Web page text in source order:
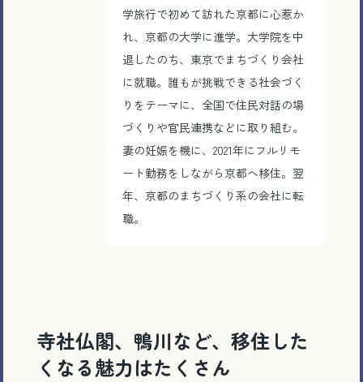
学旅行で初めて訪れた京都に心惹か
れ、京都の大学に進学。大学院を中
退したのち、東京でまちづくり会社
に就職。誰もが挑戦できる社会づく
りをテーマに、全国で住民対話の場
づくりや官民連携などに取り組む。
妻の妊娠を機に、 2021年にフルリモ
ート勤務をしながら京都へ移住。翌
年、京都のまちづくり系の会社に転
職。
寺社仏閣、鴨川など、移住した
くなる魅力はたくさん